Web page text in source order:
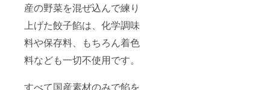
産の野菜を混ぜ込んで練り
上げた餃子餡は、化学調味
料や保存料、もちろん着色
料なども一切不使用です。
すべて国産素材のみで餡を